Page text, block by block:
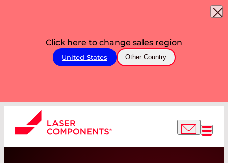
Click here to change sales region
United States Other Country